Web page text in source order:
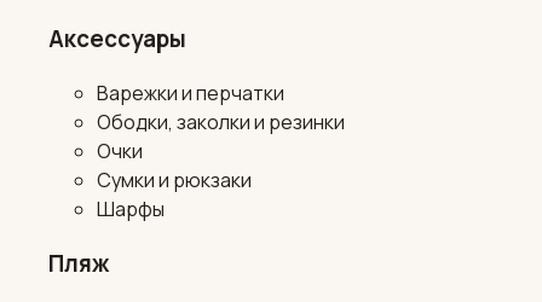
Аксессуары
Варежки и перчатки
Ободки, заколки и резинки
Очки
Сумки и рюкзаки
Шарфы
Пляж